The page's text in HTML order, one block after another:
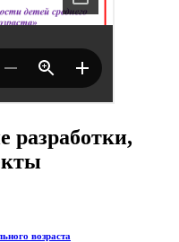
разработки,
возраста